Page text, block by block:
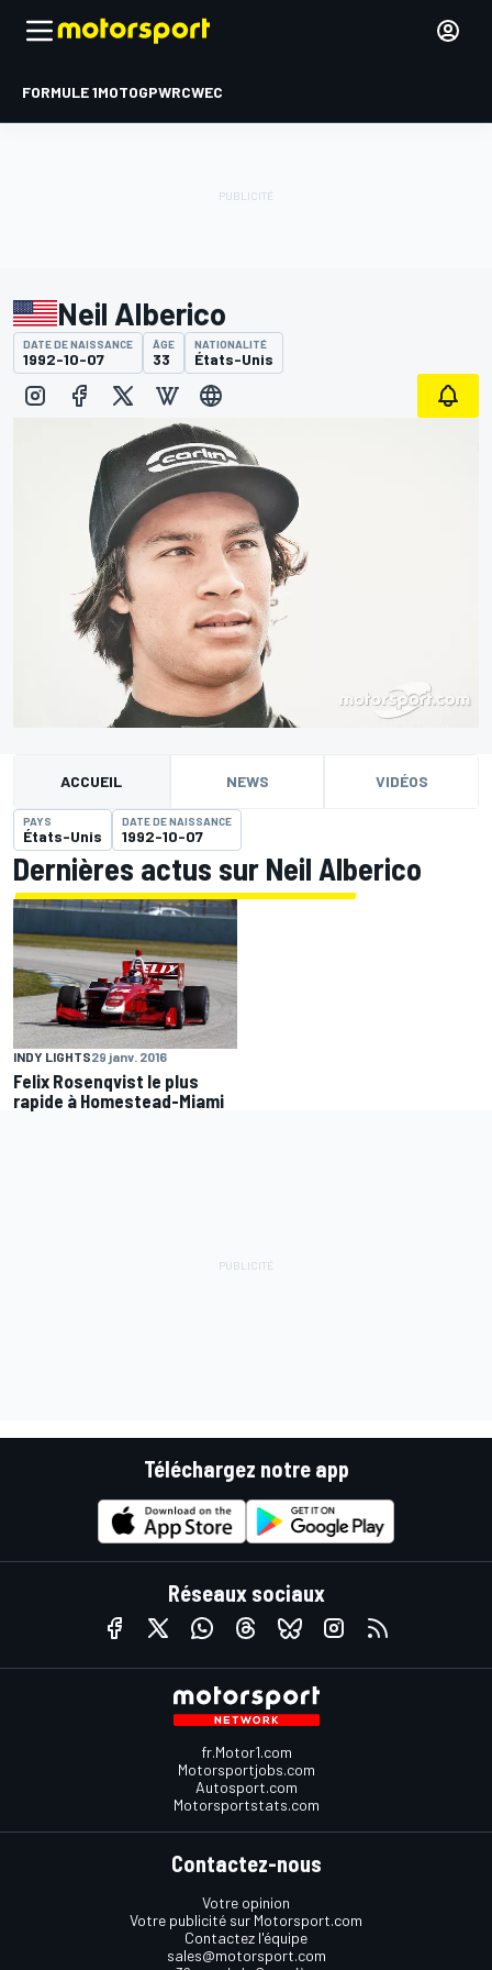
FORMULE 1MOTOGPWRCWEC
Neil Alberico
DATE DE NAISSANCE
1992-10-07
ÂGE
33
NATIONALITÉ
États-Unis
ACCUEIL NEWS VIDÉOS
PAYS
États-Unis
DATE DE NAISSANCE
1992-10-07
Dernières actus sur Neil Alberico
INDY LIGHTS29 janv. 2016
Felix Rosenqvist le plus
rapide à Homestead-Miami
Téléchargez notre app
Réseaux sociaux
fr.Motor1.com
Motorsportjobs.com
Autosport.com
Motorsportstats.com
Contactez-nous
Votre opinion
Votre publicité sur Motorsport.com
Contactez l'équipe
sales@motorsport.com